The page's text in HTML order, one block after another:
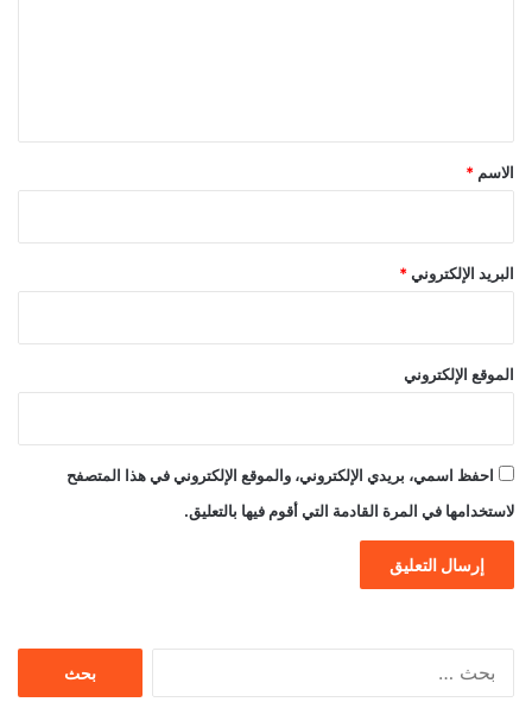
*
الاسم *
البريد الإلكتروني *
الموقع الإلكتروني
احفظ اسمي، بريدي الإلكتروني، والموقع الإلكتروني في هذا المتصفح
لاستخدامها في المرة القادمة التي أقوم فيها بالتعليق.